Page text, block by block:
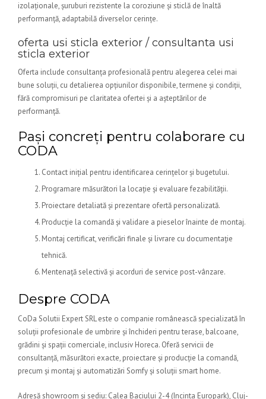
izolaționale, șuruburi rezistente la coroziune și sticlă de înaltă
performanță, adaptabilă diverselor cerințe.
oferta usi sticla exterior / consultanta usi
sticla exterior
Oferta include consultanța profesională pentru alegerea celei mai
bune soluții, cu detalierea opțiunilor disponibile, termene și condiții,
fără compromisuri pe claritatea ofertei și a așteptărilor de
performanță.
Pași concreți pentru colaborare cu
CODA
Contact inițial pentru identificarea cerințelor și bugetului.
Programare măsurători la locație și evaluare fezabilității.
Proiectare detaliată și prezentare ofertă personalizată.
Producție la comandă și validare a pieselor înainte de montaj.
Montaj certificat, verificări finale și livrare cu documentație
tehnică.
Mentenață selectivă și acorduri de service post-vânzare.
Despre CODA
CoDa Solutii Expert SRL este o companie românească specializată în
soluții profesionale de umbrire și închideri pentru terase, balcoane,
grădini și spații comerciale, inclusiv Horeca. Oferă servicii de
consultanță, măsurători exacte, proiectare și producție la comandă,
precum și montaj și automatizări Somfy și soluții smart home.
Adresă showroom și sediu: Calea Baciului 2-4 (Incinta Europark), Cluj-